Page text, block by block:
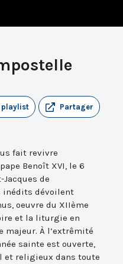
Partager
playlist
fait revivre
Benoît XVI, le 6
de
inédits dévoilent
oeuvre du XIIème
et la liturgie en
majeur. À l’extrêmité
sainte est ouverte,
et religieux dans toute